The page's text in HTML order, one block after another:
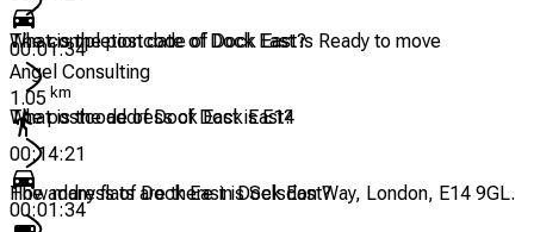
00:01:34
Angel Consulting
1.05 km
00:14:21
00:01:34
The completion date of Dock East is Ready to move
What is the postcode of Dock East?
The postcode of Dock East is E14
What is the address of Dock East?
The address of Dock East is Selsdon Way, London, E14 9GL.
How many flats are there in Dock East?